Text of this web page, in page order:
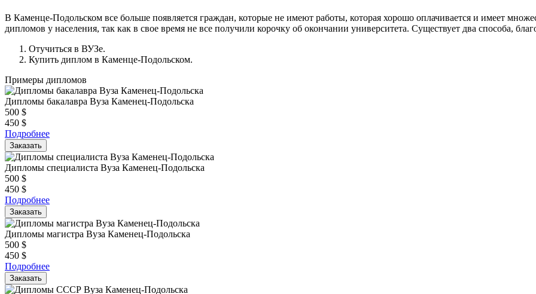
В Каменце-Подольском все больше появляется граждан, которые не имеют работы, которая хорошо оплачивается и имеет
дипломов у населения, так как в свое время не все получили корочку об окончании университета. Существует два способа,
Отучиться в ВУЗе.
Купить диплом в Каменце-Подольском.
Примеры дипломов
Дипломы бакалавра Вуза Каменец-Подольска
500 $
450 $
Подробнее
Заказать
Дипломы специалиста Вуза Каменец-Подольска
500 $
450 $
Подробнее
Заказать
Дипломы магистра Вуза Каменец-Подольска
500 $
450 $
Подробнее
Заказать